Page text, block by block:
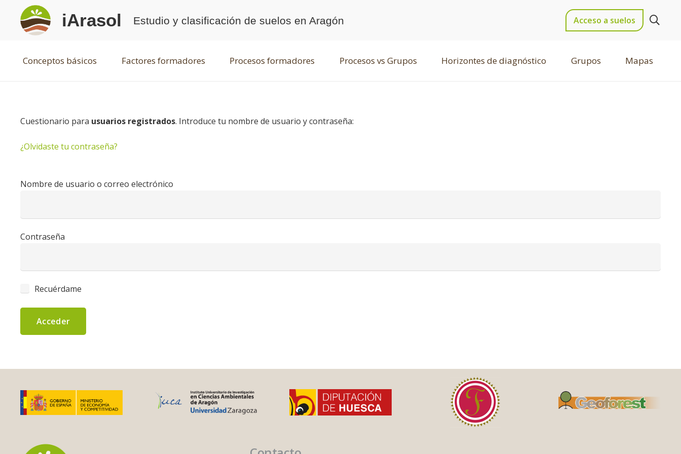
iArasol Estudio y clasificación de suelos en Aragón Acceso a suelos
Conceptos básicos Factores formadores Procesos formadores Procesos vs Grupos Horizontes de diagnóstico Grupos Mapas
Cuestionario para usuarios registrados. Introduce tu nombre de usuario y contraseña:
¿Olvidaste tu contraseña?
Nombre de usuario o correo electrónico
Contraseña
Recuérdame